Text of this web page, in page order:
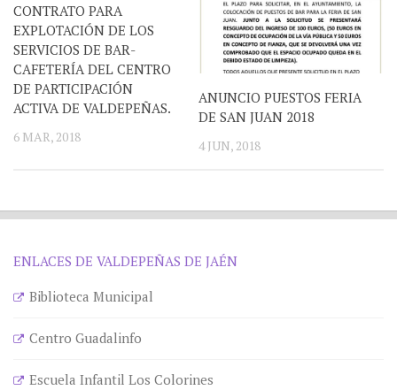
CONTRATO PARA
EXPLOTACIÓN DE LOS
SERVICIOS DE BAR-
CAFETERÍA DEL CENTRO
DE PARTICIPACIÓN
ACTIVA DE VALDEPEÑAS.
6 MAR, 2018
ANUNCIO PUESTOS FERIA
DE SAN JUAN 2018
4 JUN, 2018
ENLACES DE VALDEPEÑAS DE JAÉN
Biblioteca Municipal
Centro Guadalinfo
Escuela Infantil Los Colorines